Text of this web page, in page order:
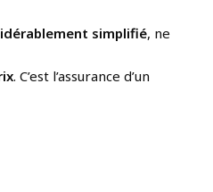
simplifié, ne
. C’est l’assurance d’un